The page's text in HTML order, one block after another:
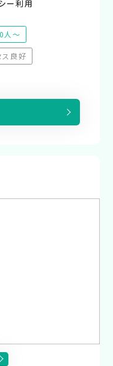
ー利用
人～
ス良好
（非対応）